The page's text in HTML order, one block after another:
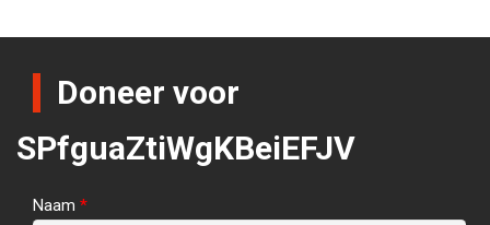
Doneer voor
SPfguaZtiWgKBeiEFJV
Naam *